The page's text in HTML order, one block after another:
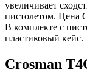
увеличивает
пистолетом. Цена
В комплекте с
пластиковый кейс.
Crosman